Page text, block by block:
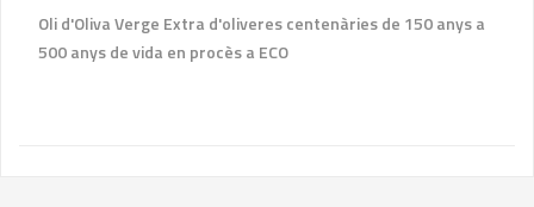
Oli d'Oliva Verge Extra d'oliveres centenàries de 150 anys a
500 anys de vida en procès a ECO